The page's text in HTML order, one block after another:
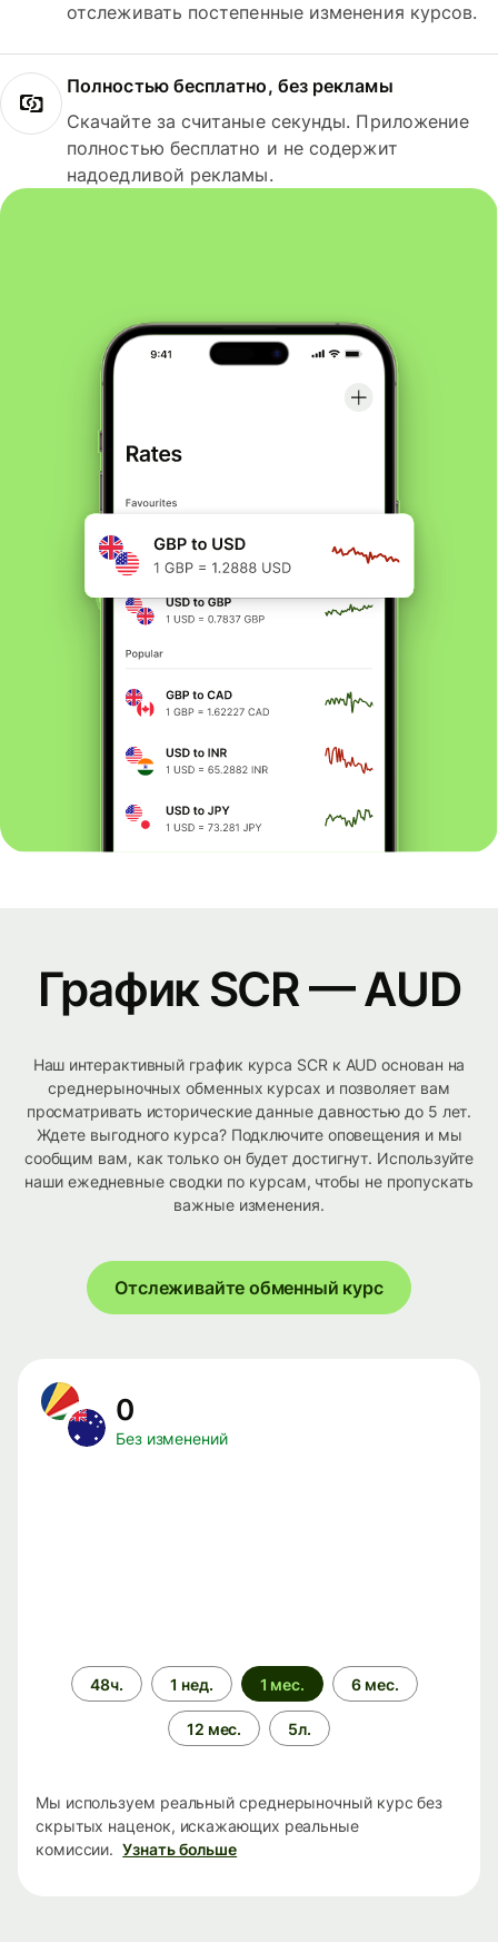
отслеживать постепенные изменения курсов.
Полностью бесплатно, без рекламы
Скачайте за считаные секунды. Приложение
полностью бесплатно и не содержит
надоедливой рекламы.
График SCR — AUD
Наш интерактивный график курса SCR к AUD основан на
среднерыночных обменных курсах и позволяет вам
просматривать исторические данные давностью до 5 лет.
Ждете выгодного курса? Подключите оповещения и мы
сообщим вам, как только он будет достигнут. Используйте
наши ежедневные сводки по курсам, чтобы не пропускать
важные изменения.
Отслеживайте обменный курс
0
Без изменений
Период
времени
48ч. 1 нед. 1 мес. 6 мес.
12 мес. 5л.
Мы используем реальный среднерыночный курс без
скрытых наценок, искажающих реальные
комиссии. Узнать больше